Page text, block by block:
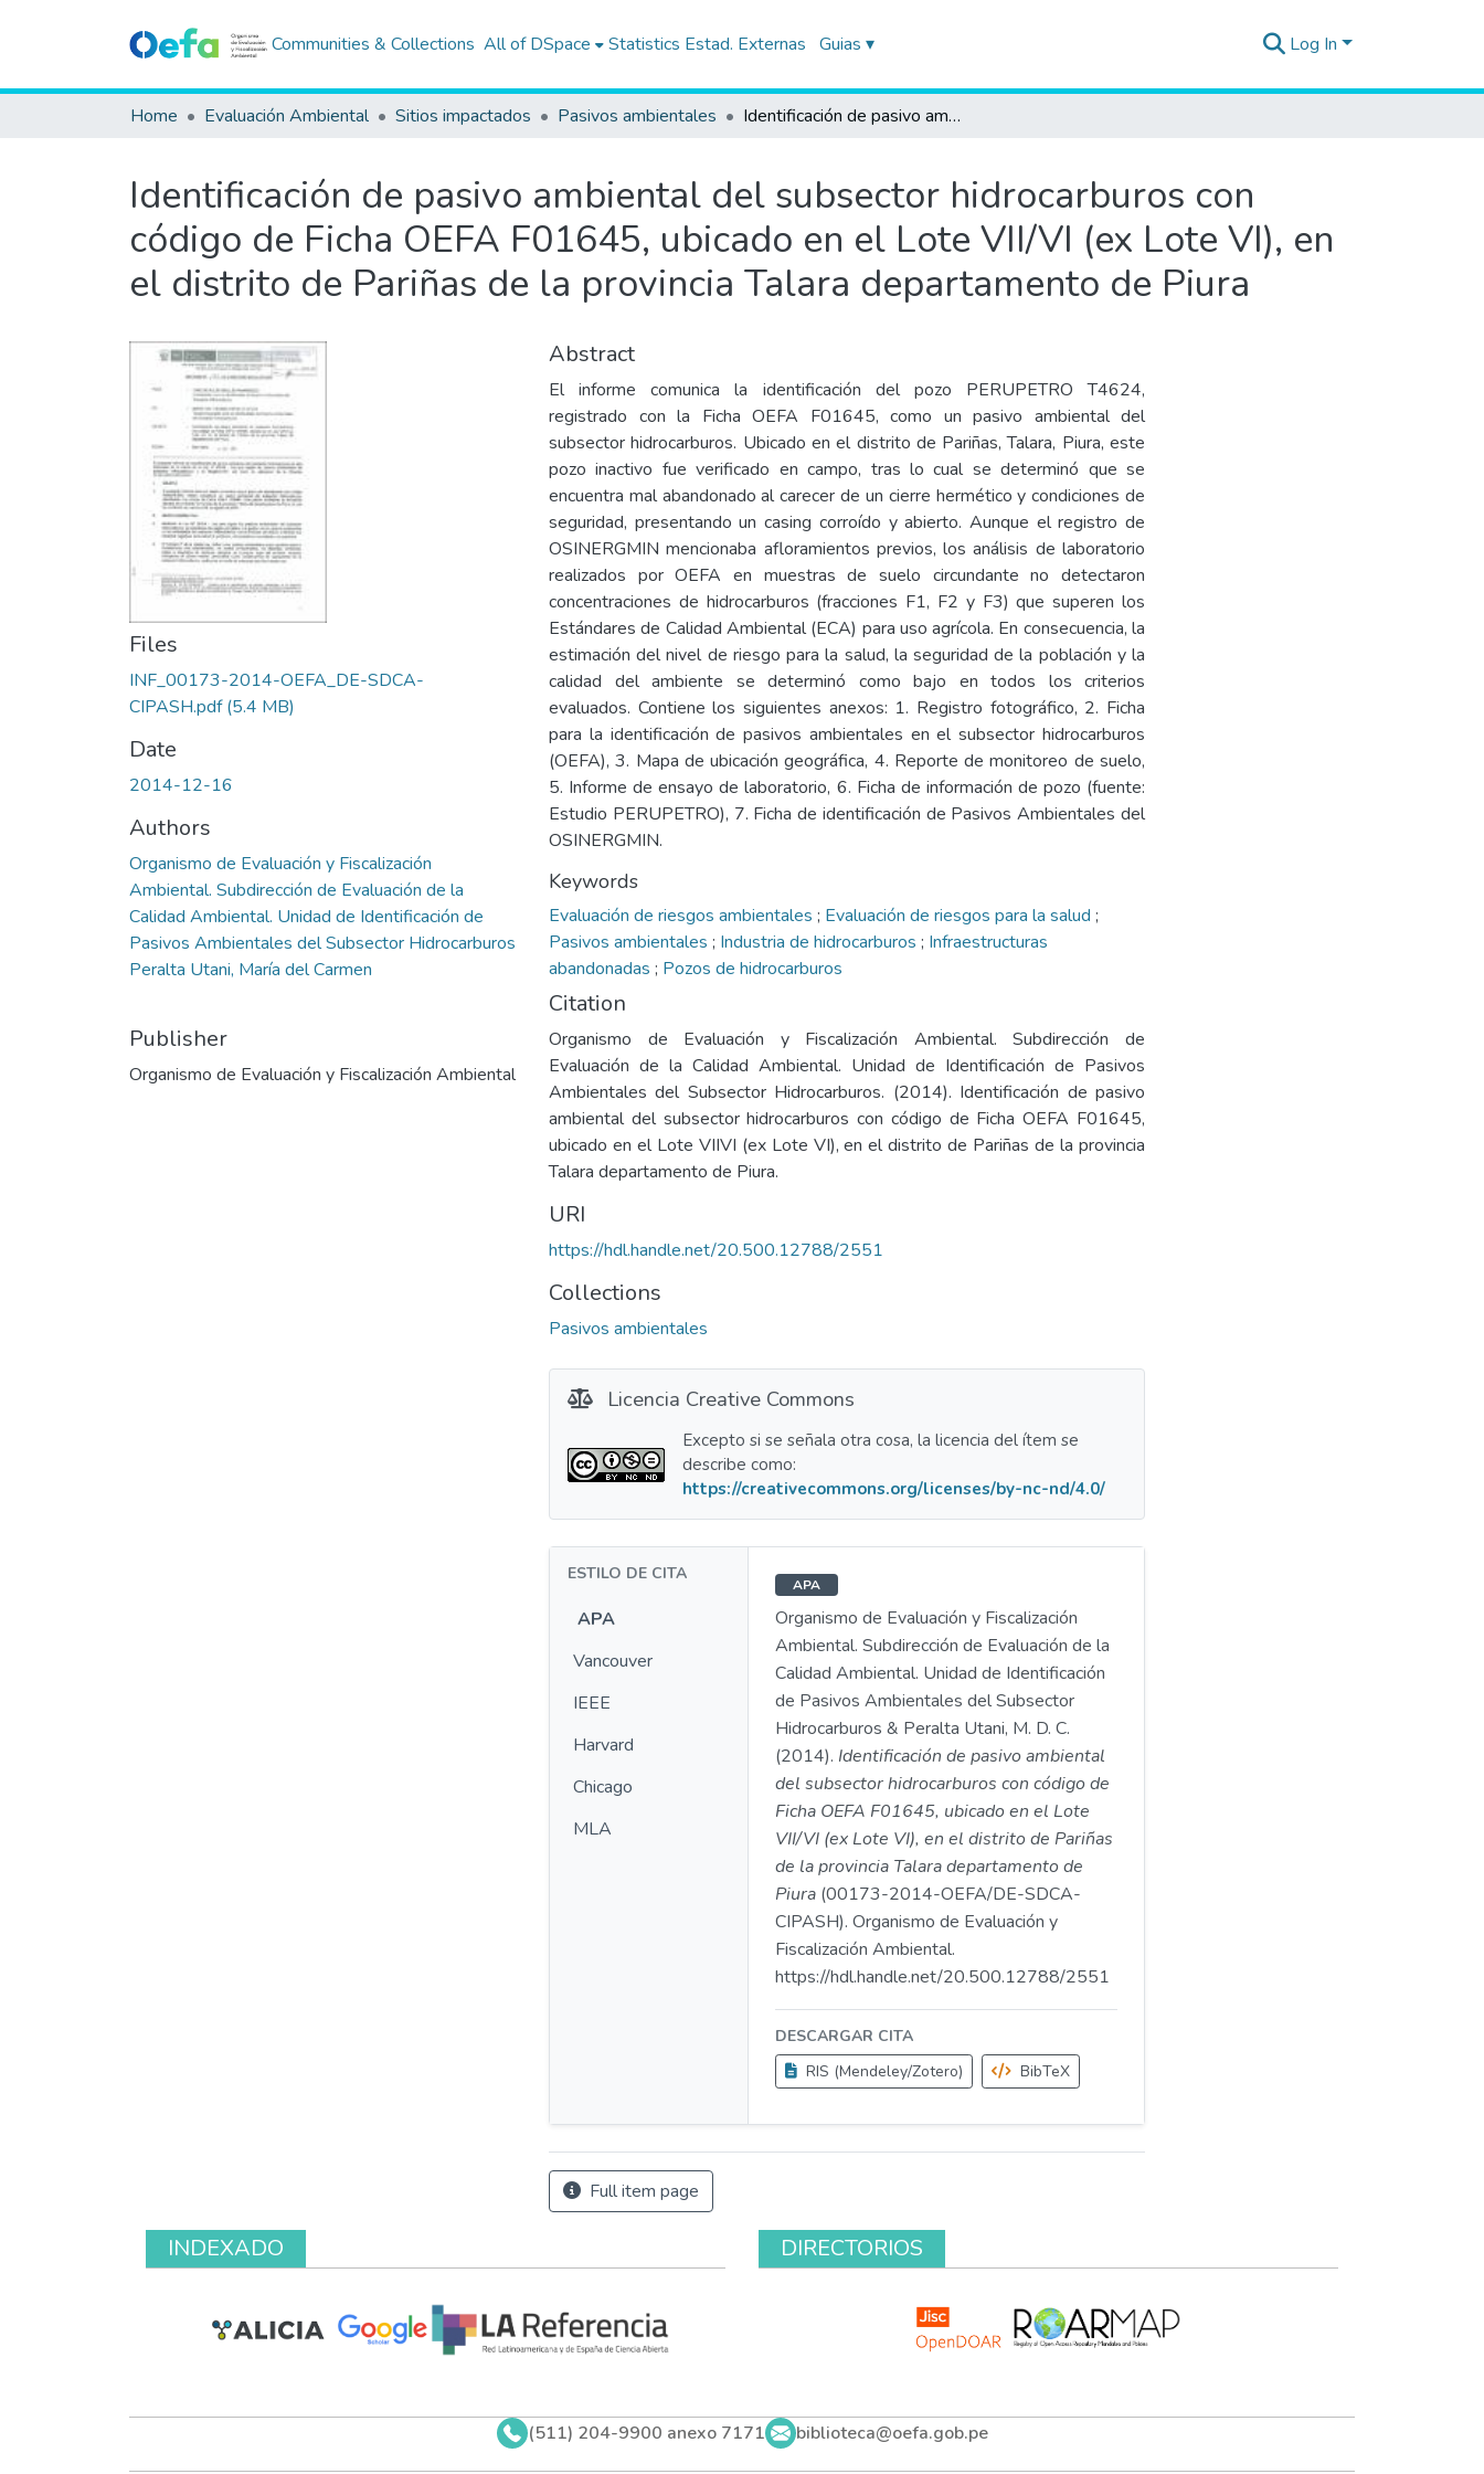
Communities & Collections All of DSpace Statistics Estad. Externas Guias ▾ Log In
Home Evaluación Ambiental Sitios impactados Pasivos ambientales Identificación de pasivo ambiental del subsector hidrocarburos con código de Ficha OEFA F01645, ubicado en el Lote VII/VI (ex Lote VI), en el distrito de Pariñas de la provincia Talara departamento de Piura
Identificación de pasivo ambiental del subsector hidrocarburos con
código de Ficha OEFA F01645, ubicado en el Lote VII/VI (ex Lote VI), en
el distrito de Pariñas de la provincia Talara departamento de Piura
Files
INF_00173-2014-OEFA_DE-SDCA-
CIPASH.pdf(5.4 MB)
Date
2014-12-16
Authors
Organismo de Evaluación y Fiscalización
Ambiental. Subdirección de Evaluación de la
Calidad Ambiental. Unidad de Identificación de
Pasivos Ambientales del Subsector Hidrocarburos
Peralta Utani, María del Carmen
Publisher
Organismo de Evaluación y Fiscalización Ambiental
Abstract
El informe comunica la identificación del pozo PERUPETRO T4624,
registrado con la Ficha OEFA F01645, como un pasivo ambiental del
subsector hidrocarburos. Ubicado en el distrito de Pariñas, Talara, Piura, este
pozo inactivo fue verificado en campo, tras lo cual se determinó que se
encuentra mal abandonado al carecer de un cierre hermético y condiciones de
seguridad, presentando un casing corroído y abierto. Aunque el registro de
OSINERGMIN mencionaba afloramientos previos, los análisis de laboratorio
realizados por OEFA en muestras de suelo circundante no detectaron
concentraciones de hidrocarburos (fracciones F1, F2 y F3) que superen los
Estándares de Calidad Ambiental (ECA) para uso agrícola. En consecuencia, la
estimación del nivel de riesgo para la salud, la seguridad de la población y la
calidad del ambiente se determinó como bajo en todos los criterios
evaluados. Contiene los siguientes anexos: 1. Registro fotográfico, 2. Ficha
para la identificación de pasivos ambientales en el subsector hidrocarburos
(OEFA), 3. Mapa de ubicación geográfica, 4. Reporte de monitoreo de suelo,
5. Informe de ensayo de laboratorio, 6. Ficha de información de pozo (fuente:
Estudio PERUPETRO), 7. Ficha de identificación de Pasivos Ambientales del
OSINERGMIN.
Keywords
Evaluación de riesgos ambientales ; Evaluación de riesgos para la salud ;
Pasivos ambientales ; Industria de hidrocarburos ; Infraestructuras
abandonadas ; Pozos de hidrocarburos
Citation
Organismo de Evaluación y Fiscalización Ambiental. Subdirección de
Evaluación de la Calidad Ambiental. Unidad de Identificación de Pasivos
Ambientales del Subsector Hidrocarburos. (2014). Identificación de pasivo
ambiental del subsector hidrocarburos con código de Ficha OEFA F01645,
ubicado en el Lote VIIVI (ex Lote VI), en el distrito de Pariñas de la provincia
Talara departamento de Piura.
URI
https://hdl.handle.net/20.500.12788/2551
Collections
Pasivos ambientales
Licencia Creative Commons
Excepto si se señala otra cosa, la licencia del ítem se
describe como:
https://creativecommons.org/licenses/by-nc-nd/4.0/
ESTILO DE CITA
APA
Vancouver
IEEE
Harvard
Chicago
MLA
APA
Organismo de Evaluación y Fiscalización
Ambiental. Subdirección de Evaluación de la
Calidad Ambiental. Unidad de Identificación
de Pasivos Ambientales del Subsector
Hidrocarburos & Peralta Utani, M. D. C.
(2014). Identificación de pasivo ambiental
del subsector hidrocarburos con código de
Ficha OEFA F01645, ubicado en el Lote
VII/VI (ex Lote VI), en el distrito de Pariñas
de la provincia Talara departamento de
Piura (00173-2014-OEFA/DE-SDCA-
CIPASH). Organismo de Evaluación y
Fiscalización Ambiental.
https://hdl.handle.net/20.500.12788/2551
DESCARGAR CITA
RIS (Mendeley/Zotero)
BibTeX
Full item page
INDEXADO DIRECTORIOS
(511) 204-9900 anexo 7171 biblioteca@oefa.gob.pe